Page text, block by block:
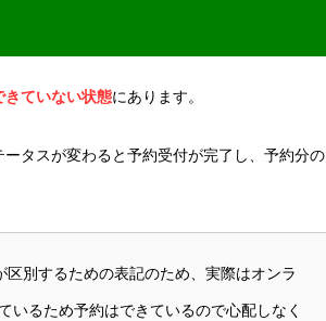
きていない状態にあります。
タスが変わると予約受付が完了し、予約分の
別するための表記のため、実際はオンラ
いるため予約はできているので心配しなく